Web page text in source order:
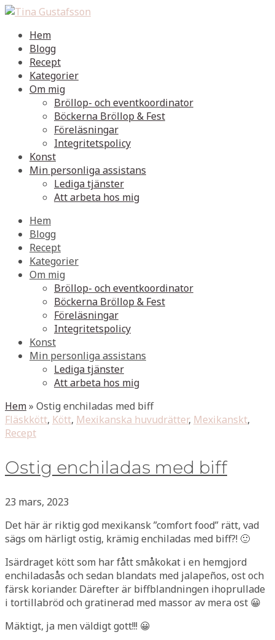
Hem
Blogg
Recept
Kategorier
Om mig
Bröllop- och eventkoordinator
Böckerna Bröllop & Fest
Föreläsningar
Integritetspolicy
Konst
Min personliga assistans
Lediga tjänster
Att arbeta hos mig
Hem
Blogg
Recept
Kategorier
Om mig
Bröllop- och eventkoordinator
Böckerna Bröllop & Fest
Föreläsningar
Integritetspolicy
Konst
Min personliga assistans
Lediga tjänster
Att arbeta hos mig
Hem» Ostig enchiladas med biff
Fläskkött, Kött, Mexikanska huvudrätter, Mexikanskt,
Recept
Ostig enchiladas med biff
23 mars, 2023
Det här är riktig god mexikansk ”comfort food” rätt, vad
sägs om härligt ostig, krämig enchiladas med biff?! 🙂
Isärdraget kött som har fått småkokat i en hemgjord
enchiladasås och sedan blandats med jalapeños, ost och
färsk koriander. Därefter är biffblandningen ihoprullade
i tortillabröd och gratinerad med massor av mera ost 😀
Mäktigt, ja men väldigt gott!!! 😀